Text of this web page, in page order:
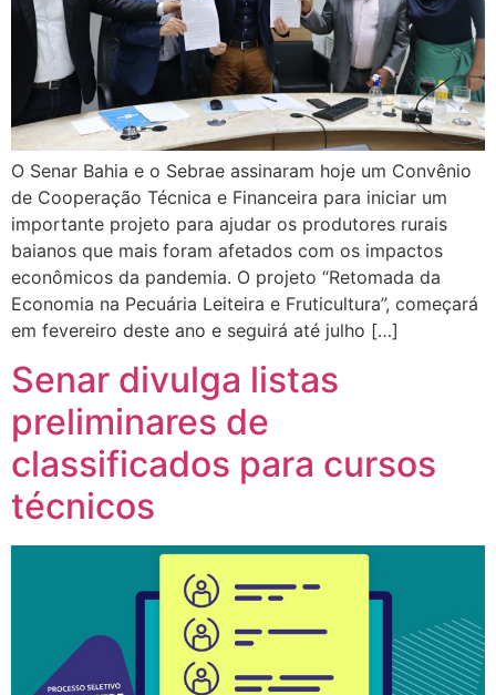
O Senar Bahia e o Sebrae assinaram hoje um Convênio
de Cooperação Técnica e Financeira para iniciar um
importante projeto para ajudar os produtores rurais
baianos que mais foram afetados com os impactos
econômicos da pandemia. O projeto “Retomada da
Economia na Pecuária Leiteira e Fruticultura”, começará
em fevereiro deste ano e seguirá até julho […]
Senar divulga listas
preliminares de
classificados para cursos
técnicos